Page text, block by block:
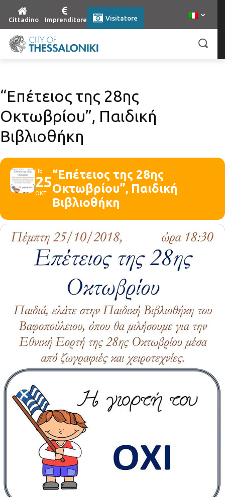
Cittadino Imprenditore Visitatore
“Επέτειος της 28ης
Οκτωβρίου”, Παιδική
Βιβλιοθήκη
ΠΕ
25
ΟΚΤ
“Επέτειος της 28ης
Οκτωβρίου”, Παιδική
Βιβλιοθήκη